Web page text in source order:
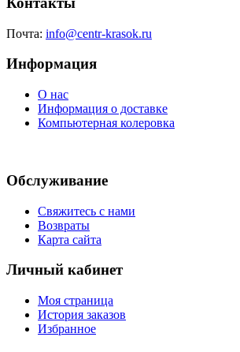
Почта: info@centr-krasok.ru
Информация
О нас
Информация о доставке
Компьютерная колеровка
Обслуживание
Свяжитесь с нами
Возвраты
Карта сайта
Личный кабинет
Моя страница
История заказов
Избранное